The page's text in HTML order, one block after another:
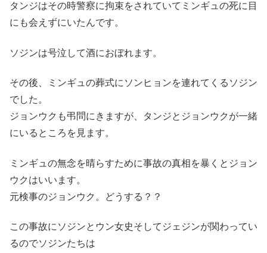
タンジはその時警察に拘束をされていてミンギュの死に目
にも会えずにいたんです。
ソジンは号泣して酒におぼれます。
その後、ミンギュの葬式にソンヒョンを連れてくるソジン
でした。
ジョンウクも弔問にきますが、タンジとジョンウクが一緒
にいるところを見ます。
ミンギュの無念を晴らすために事故の真相を暴くとジョン
ウクはいいます。
元検事のジョンウク。どうする？？
この事故にソジンとウン女史そしてジェジンが関わってい
るのでソジンたちは